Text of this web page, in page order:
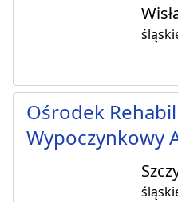
Ośrodek
Wypoczynkowy